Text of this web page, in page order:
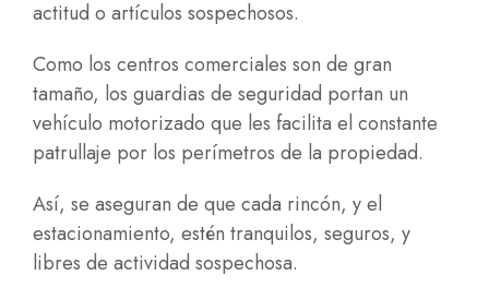
actitud o artículos sospechosos.
Como los centros comerciales son de gran
tamaño, los guardias de seguridad portan un
vehículo motorizado que les facilita el constante
patrullaje por los perímetros de la propiedad.
Así, se aseguran de que cada rincón, y el
estacionamiento, estén tranquilos, seguros, y
libres de actividad sospechosa.